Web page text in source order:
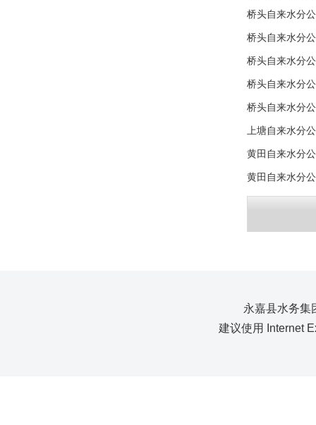
桥头自来水分
桥头自来水分
桥头自来水分
桥头自来水分
桥头自来水分
上塘自来水分
黄田自来水分
黄田自来水分
永嘉县水务
建议使用 Internet